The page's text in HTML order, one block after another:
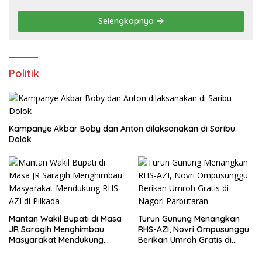
Selengkapnya
Politik
Kampanye Akbar Boby dan Anton dilaksanakan di Saribu
Dolok
Mantan Wakil Bupati di Masa
JR Saragih Menghimbau
Masyarakat Mendukung
Turun Gunung Menangkan
RHS-AZI, Novri Ompusunggu
Berikan Umroh Gratis di